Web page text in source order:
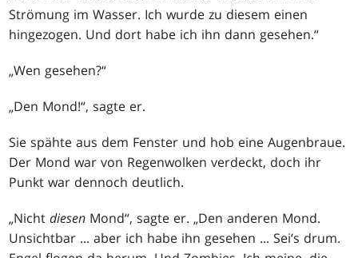
Strömung im Wasser. Ich wurde zu diesem einen
hingezogen. Und dort habe ich ihn dann gesehen.“
„Wen gesehen?“
„Den Mond!“, sagte er.
Sie spähte aus dem Fenster und hob eine Augenbraue.
Der Mond war von Regenwolken verdeckt, doch ihr
Punkt war dennoch deutlich.
„Nichtdiesen Mond“, sagte er. „Den anderen Mond.
Unsichtbar ... aber ich habe ihn gesehen ... Sei‘s drum.